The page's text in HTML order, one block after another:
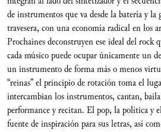
de instrumentos que va desde la batería y
travesera, con una economía radical en los
Prochaines deconstruyen ese ideal del rock
cada músico puede ocupar únicamente un
un instrumento de forma más o menos
“reinas” el principio de rotación toma el
intercambian los instrumentos, cantan,
performance y recitan. El pop, la política y
fuente de inspiración para sus letras, así